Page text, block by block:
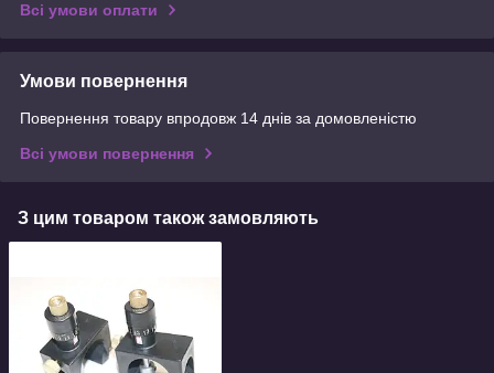
Всі умови оплати
Умови повернення
Повернення товару впродовж 14 днів за домовленістю
Всі умови повернення
З цим товаром також замовляють